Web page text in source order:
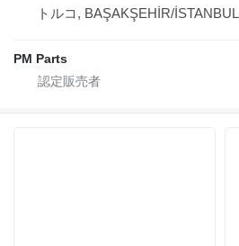
トルコ, BAŞAKŞEHİR/İSTANBUL
PM Parts